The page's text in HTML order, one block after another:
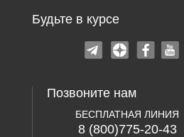
Будьте в курсе
Позвоните нам
БЕСПЛАТНАЯ ЛИНИЯ
8 (800)775-20-43